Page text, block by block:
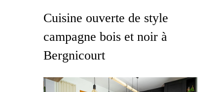
Cuisine ouverte de style
campagne bois et noir à
Bergnicourt